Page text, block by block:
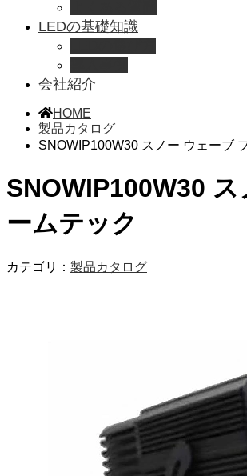
LEDの基礎知識
会社紹介
HOME
製品カタログ
SNOWIP100W30 スノー ウェーブ
SNOWIP100W30
ームテック
カテゴリ： 製品カタログ